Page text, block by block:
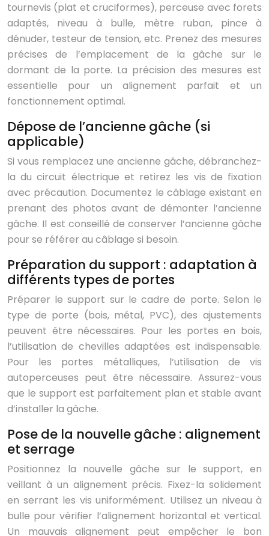
tournevis (plat et cruciformes), perceuse avec forets
adaptés, niveau à bulle, mètre ruban, pince à
dénuder, testeur de tension, etc. Prenez des mesures
précises de l’emplacement de la gâche sur le
dormant de la porte. La précision des mesures est
essentielle pour un alignement parfait et un
fonctionnement optimal.
Dépose de l’ancienne gâche (si
applicable)
Si vous remplacez une ancienne gâche, débranchez-
la du circuit électrique et retirez les vis de fixation
avec précaution. Documentez le câblage existant en
prenant des photos avant de démonter l’ancienne
gâche. Il est conseillé de conserver l’ancienne gâche
pour se référer au câblage si besoin.
Préparation du support : adaptation à
différents types de portes
Préparer le support sur le cadre de porte. Selon le
type de porte (bois, métal, PVC), des ajustements
peuvent être nécessaires. Pour les portes en bois,
l’utilisation de chevilles adaptées est indispensable.
Pour les portes métalliques, l’utilisation de vis
autoperceuses peut être nécessaire. Assurez-vous
que le support est parfaitement plan et stable avant
d’installer la gâche.
Pose de la nouvelle gâche : alignement
et serrage
Positionnez la nouvelle gâche sur le support, en
veillant à un alignement précis. Fixez-la solidement
en serrant les vis uniformément. Utilisez un niveau à
bulle pour vérifier l’alignement horizontal et vertical.
Un mauvais alignement peut empêcher le bon